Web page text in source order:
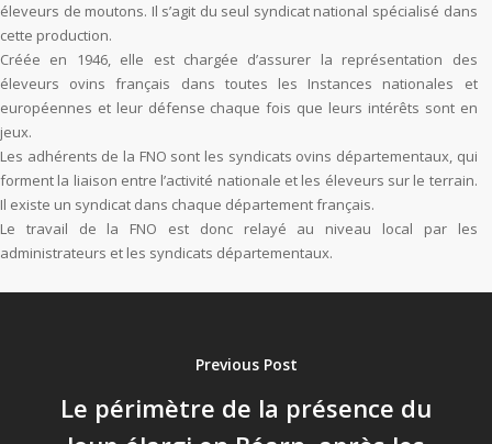
éleveurs de moutons. Il s’agit du seul syndicat national spécialisé dans
cette production.
Créée en 1946, elle est chargée d’assurer la représentation des
éleveurs ovins français dans toutes les Instances nationales et
européennes et leur défense chaque fois que leurs intérêts sont en
jeux.
Les adhérents de la FNO sont les syndicats ovins départementaux, qui
forment la liaison entre l’activité nationale et les éleveurs sur le terrain.
Il existe un syndicat dans chaque département français.
Le travail de la FNO est donc relayé au niveau local par les
administrateurs et les syndicats départementaux.
Previous Post
Le périmètre de la présence du